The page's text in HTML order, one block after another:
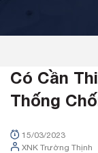
Có Cần
Thống
15/03/2023
XNK Trường Thịnh